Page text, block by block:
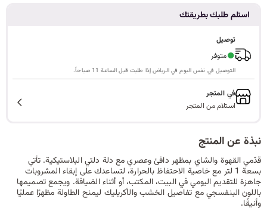
استلم طلبك بطريقتك
توصيل
●متوفر
التوصيل في نفس اليوم في الرياض إذا طلبت قبل الساعة 11 صباحاً.
في المتجر
استلام من المتجر
نبذة عن المنتج
قدّمي القهوة والشاي بمظهر دافئ وعصري مع دلة دلتي البلاستيكية. تأتي
بسعة 1 لتر مع خاصية الاحتفاظ بالحرارة، لتساعدك على إبقاء المشروبات
جاهزة للتقديم اليومي في البيت، المكتب، أو أثناء الضيافة. ويجمع تصميمها
باللون البنفسجي مع تفاصيل الخشب والأكريليك ليمنح الطاولة مظهرًا عمليًا
وأنيقًا.